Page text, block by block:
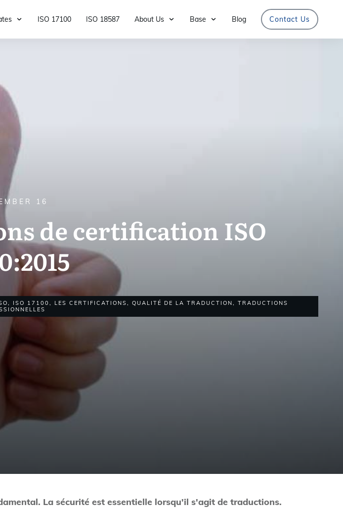
ISO 17100 ISO 18587 About Us Base Blog Contact Us
16
de certification ISO
, ISO 17100 , LES CERTIFICATIONS, QUALITÉ DE LA TRADUCTION, TRADUCTIONS
La sécurité est essentielle lorsqu'il s'agit de traductions.